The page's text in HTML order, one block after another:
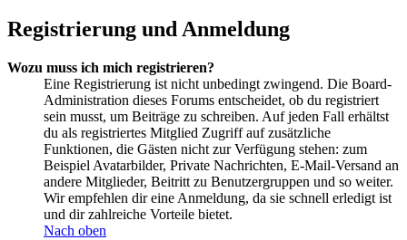
Registrierung und Anmeldung
Wozu muss ich mich registrieren?
Eine Registrierung ist nicht unbedingt zwingend. Die Board-
Administration dieses Forums entscheidet, ob du registriert
sein musst, um Beiträge zu schreiben. Auf jeden Fall erhältst
du als registriertes Mitglied Zugriff auf zusätzliche
Funktionen, die Gästen nicht zur Verfügung stehen: zum
Beispiel Avatarbilder, Private Nachrichten, E-Mail-Versand an
andere Mitglieder, Beitritt zu Benutzergruppen und so weiter.
Wir empfehlen dir eine Anmeldung, da sie schnell erledigt ist
und dir zahlreiche Vorteile bietet.
Nach oben